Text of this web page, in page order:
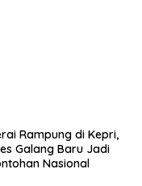
Rampung di Kepri,
Galang Baru Jadi
Nasional